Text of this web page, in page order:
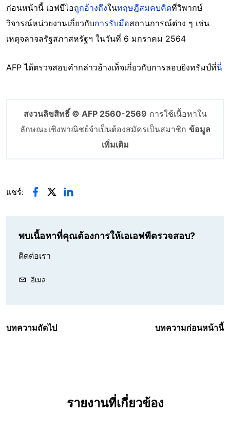
ก่อนหน้านี้ เอฟบีไอถูกอ้างถึงในทฤษฎีสมคบคิดที่วิพากษ์
วิจารณ์หน่วยงานเกี่ยวกับการรับมือสถานการณ์ต่าง ๆ เช่น
เหตุจลาจลรัฐสภาสหรัฐฯ ในวันที่ 6 มกราคม 2564
AFP ได้ตรวจสอบคำกล่าวอ้างเท็จเกี่ยวกับการลอบยิงทรัมป์ที่นี่
สงวนลิขสิทธิ์ © AFP 2560-2569 การใช้เนื้อหาใน
ลักษณะเชิงพาณิชย์จำเป็นต้องสมัครเป็นสมาชิก ข้อมูล
เพิ่มเติม
แชร์:
พบเนื้อหาที่คุณต้องการให้เอเอฟพีตรวจสอบ?
ติดต่อเรา
อีเมล
บทความถัดไป บทความก่อนหน้านี้
รายงานที่เกี่ยวข้อง